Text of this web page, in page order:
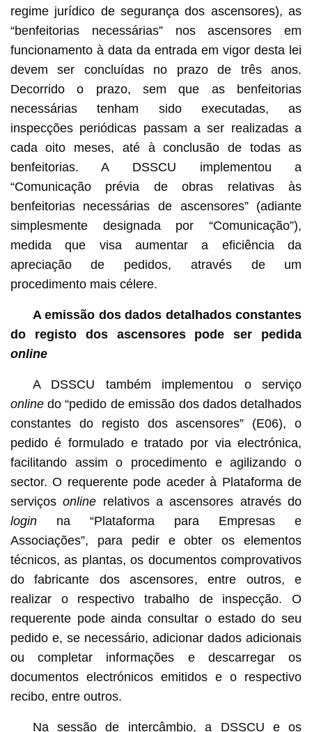
regime jurídico de segurança dos ascensores), as
“benfeitorias necessárias” nos ascensores em
funcionamento à data da entrada em vigor desta lei
devem ser concluídas no prazo de três anos.
Decorrido o prazo, sem que as benfeitorias
necessárias tenham sido executadas, as
inspecções periódicas passam a ser realizadas a
cada oito meses, até à conclusão de todas as
benfeitorias. A DSSCU implementou a
“Comunicação prévia de obras relativas às
benfeitorias necessárias de ascensores” (adiante
simplesmente designada por “Comunicação”),
medida que visa aumentar a eficiência da
apreciação de pedidos, através de um
procedimento mais célere.
A emissão dos dados detalhados constantes
do registo dos ascensores pode ser pedida
online
A DSSCU também implementou o serviço
onlinedo “pedido de emissão dos dados detalhados
constantes do registo dos ascensores” (E06), o
pedido é formulado e tratado por via electrónica,
facilitando assim o procedimento e agilizando o
sector. O requerente pode aceder à Plataforma de
serviçosonline relativos a ascensores através do
loginna “Plataforma para Empresas e
Associações”, para pedir e obter os elementos
técnicos, as plantas, os documentos comprovativos
do fabricante dos ascensores, entre outros, e
realizar o respectivo trabalho de inspecção. O
requerente pode ainda consultar o estado do seu
pedido e, se necessário, adicionar dados adicionais
ou completar informações e descarregar os
documentos electrónicos emitidos e o respectivo
recibo, entre outros.
Na sessão de intercâmbio, a DSSCU e os